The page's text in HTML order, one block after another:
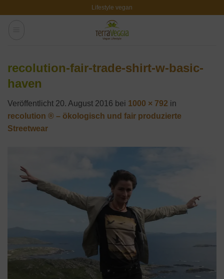
Lifestyle vegan
recolution-fair-trade-shirt-w-basic-
haven
Veröffentlicht 20. August 2016 bei 1000 × 792 in
recolution ® – ökologisch und fair produzierte
Streetwear